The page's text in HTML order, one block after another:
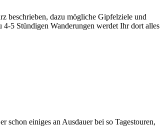
beschrieben, dazu mögliche Gipfelziele und
5 Stündigen Wanderungen werdet Ihr dort alles
einiges an Ausdauer bei so Tagestouren,